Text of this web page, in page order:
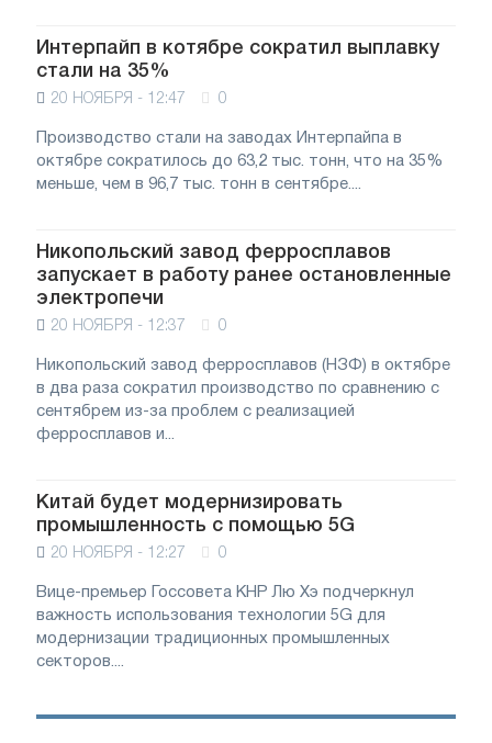
Интерпайп в котябре сократил выплавку
стали на 35%
20 НОЯБРЯ - 12:47 0
Производство стали на заводах Интерпайпа в
октябре сократилось до 63,2 тыс. тонн, что на 35%
меньше, чем в 96,7 тыс. тонн в сентябре....
Никопольский завод ферросплавов
запускает в работу ранее остановленные
электропечи
20 НОЯБРЯ - 12:37 0
Никопольский завод ферросплавов (НЗФ) в октябре
в два раза сократил производство по сравнению с
сентябрем из-за проблем с реализацией
ферросплавов и...
Китай будет модернизировать
промышленность с помощью 5G
20 НОЯБРЯ - 12:27 0
Вице-премьер Госсовета КНР Лю Хэ подчеркнул
важность использования технологии 5G для
модернизации традиционных промышленных
секторов....